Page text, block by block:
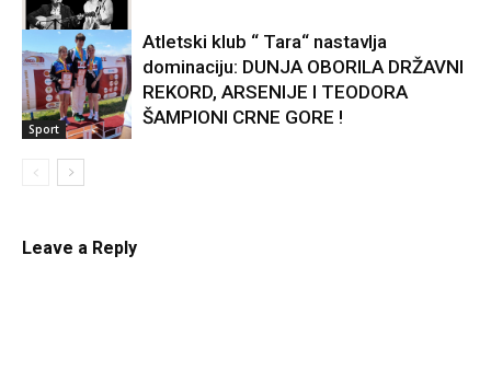
Kultura
Sport
Atletski klub “ Tara“ nastavlja
dominaciju: DUNJA OBORILA DRŽAVNI
REKORD, ARSENIJE I TEODORA
ŠAMPIONI CRNE GORE !
Leave a Reply